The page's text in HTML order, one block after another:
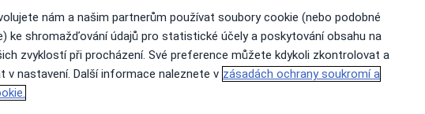
nám a našim partnerům používat soubory cookie (nebo podobné
ke shromažďování údajů pro statistické účely a poskytování obsahu na
zvyklostí při procházení. Své preference můžete kdykoli zkontrolovat a
v nastavení. Další informace naleznete v zásadách ochrany soukromí a